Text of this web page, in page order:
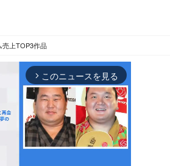
売上TOP3作品
arrow_forward_ios このニュースを見る